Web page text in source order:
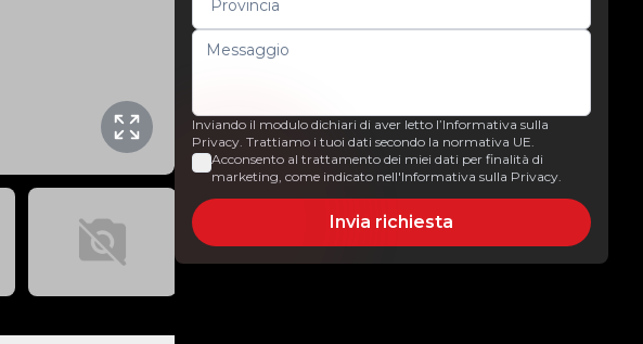
Inviando il modulo dichiari di aver letto l’Informativa sulla
Privacy. Trattiamo i tuoi dati secondo la normativa UE.
Acconsento al trattamento dei miei dati per finalità di
marketing, come indicato nell'Informativa sulla Privacy.
Invia richiesta